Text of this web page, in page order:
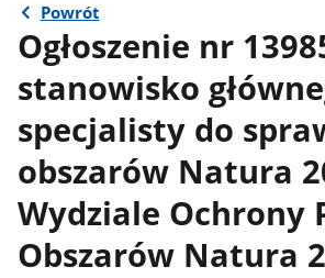
Powrót
Ogłoszenie nr
stanowisko
specjalisty do
obszarów Natura
Wydziale Ochrony
Obszarów Natura